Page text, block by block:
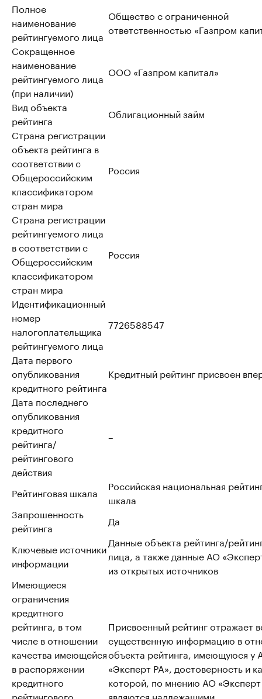
Полное
наименование
рейтингуемого лица
Общество с ограниченной
ответственностью «Газпром
Сокращенное
наименование
рейтингуемого лица
(при наличии)
ООО «Газпром капитал»
Вид объекта
рейтинга
Облигационный займ
Страна регистрации
объекта рейтинга в
соответствии с
Общероссийским
классификатором
стран мира
Россия
Страна регистрации
рейтингуемого лица
в соответствии с
Общероссийским
классификатором
стран мира
Россия
Идентификационный
номер
налогоплательщика
рейтингуемого лица
7726588547
Дата первого
опубликования
кредитного рейтинга
Кредитный рейтинг присвоен
Дата последнего
опубликования
кредитного
рейтинга/
рейтингового
действия
–
Рейтинговая шкала
Российская национальная
шкала
Запрошенность
рейтинга
Да
Ключевые источники
информации
Данные объекта рейтинга/
лица, а также данные АО
из открытых источников
Имеющиеся
ограничения
кредитного
рейтинга, в том
числе в отношении
качества имеющейся
в распоряжении
кредитного
рейтингового
Присвоенный рейтинг отражает
существенную информацию в
объекта рейтинга, имеющуюся у
«Эксперт РА», достоверность и
которой, по мнению АО
являются надлежащими